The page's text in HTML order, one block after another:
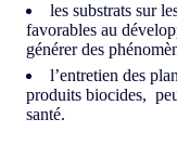
les substrats sur
favorables au
générer des
l’entretien des
produits biocides,
santé.